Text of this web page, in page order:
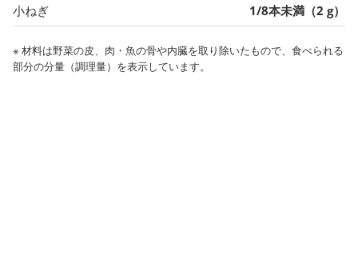
小ねぎ
1/8本未満（2 g）
※ 材料は野菜の皮、肉・魚の骨や内臓を取り除いたもので、食べられる
部分の分量（調理量）を表示しています。